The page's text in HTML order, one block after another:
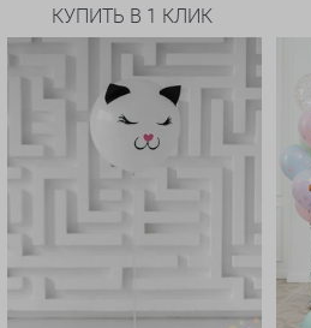
КУПИТЬ В 1 КЛИК